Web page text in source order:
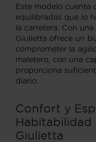
Este modelo cuenta
equilibradas que lo
la carretera. Con
Giulietta ofrece un
comprometer la
maletero, con una
proporciona
diario.
Confort y
Habitabilidad
Giulietta